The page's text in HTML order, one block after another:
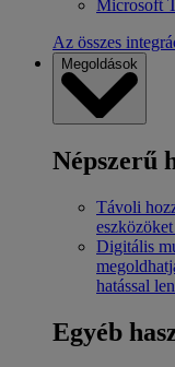
Microsoft
Az összes
Megoldások
Népszerű
Távoli
Digitális
hatással
Egyéb